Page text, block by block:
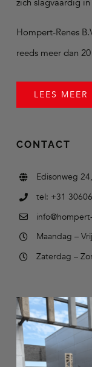
Hompert-Renes
reeds meer dan
LEES MEER
CONTACT
Edisonweg
tel: +31
Maandag –
Zaterdag –